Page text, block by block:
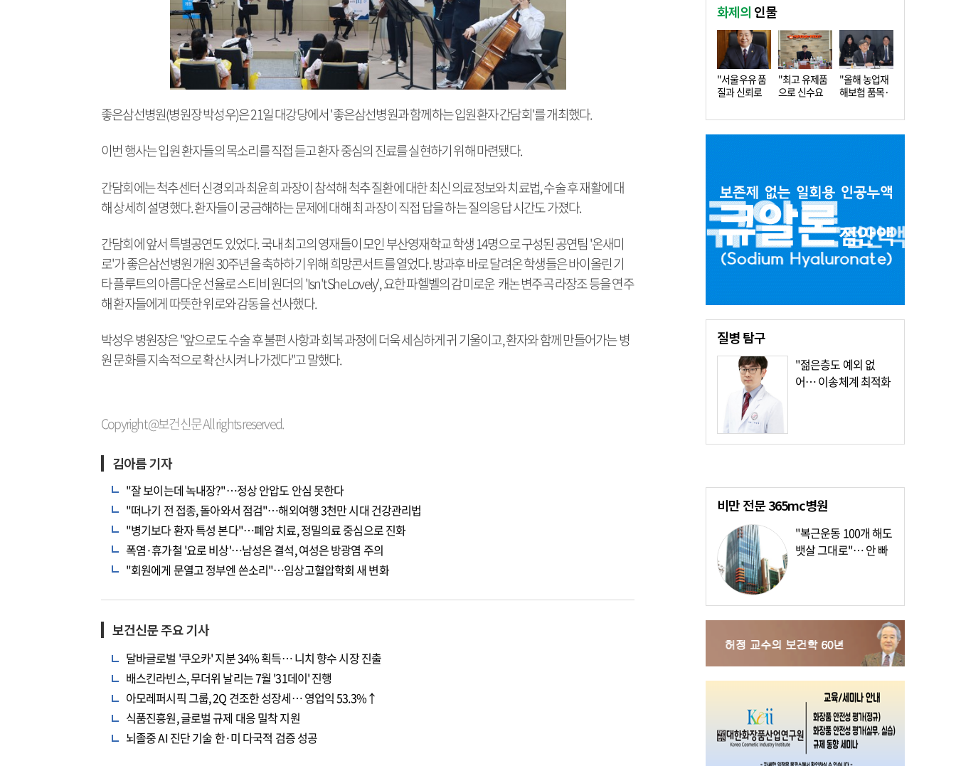
좋은삼선병원(병원장 박성우)은 21일 대강당에서 '좋은삼선병원과 함께하는 입원환자 간담회'를 개최했다.
이번 행사는 입원 환자들의 목소리를 직접 듣고 환자 중심의 진료를 실현하기 위해 마련됐다.
간담회에는 척추센터 신경외과 최윤희 과장이 참석해 척추 질환에 대한 최신 의료정보와 치료법, 수술 후 재활에 대
해 상세히 설명했다. 환자들이 궁금해하는 문제에 대해 최 과장이 직접 답을 하는 질의응답 시간도 가졌다.
간담회에 앞서 특별공연도 있었다. 국내 최고의 영재들이 모인 부산영재학교 학생 14명으로 구성된 공연팀 '온새미
로'가 좋은삼선병원 개원 30주년을 축하하기 위해 희망콘서트를 열었다. 방과후 바로 달려온 학생들은 바이올린 기
타 플루트의 아름다운 선율로 스티비 원더의 'Isn't She Lovely', 요한 파헬벨의 감미로운 캐논 변주곡 라장조 등을 연주
해 환자들에게 따뜻한 위로와 감동을 선사했다.
박성우 병원장은 "앞으로도 수술 후 불편 사항과 회복 과정에 더욱 세심하게 귀 기울이고, 환자와 함께 만들어가는 병
원 문화를 지속적으로 확산시켜 나가겠다"고 말했다.
Copyright @보건신문 All rights reserved.
김아름 기자
"잘 보이는데 녹내장?"…정상 안압도 안심 못한다
"떠나기 전 접종, 돌아와서 점검"…해외여행 3천만 시대 건강관리법
"병기보다 환자 특성 본다"…폐암 치료, 정밀의료 중심으로 진화
폭염·휴가철 '요로 비상'…남성은 결석, 여성은 방광염 주의
"회원에게 문열고 정부엔 쓴소리"…임상고혈압학회 새 변화
보건신문 주요 기사
달바글로벌 '쿠오카' 지분 34% 획득… 니치 향수 시장 진출
배스킨라빈스, 무더위 날리는 7월 '31데이' 진행
아모레퍼시픽 그룹, 2Q 견조한 성장세… 영업익 53.3%↑
식품진흥원, 글로벌 규제 대응 밀착 지원
뇌졸중 AI 진단 기술 한·미 다국적 검증 성공
화제의 인물
"서울우유 품
질과 신뢰로
"최고 유제품
으로 신수요
"올해 농업재
해보험 품목·
질병탐구
"젊은층도 예외 없
어… 이송체계 최적화
비만 전문365mc병원
"복근운동 100개 해도
뱃살 그대로"… 안 빠